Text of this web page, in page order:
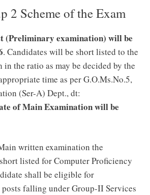
2 Scheme of the Exam
(Preliminary examination) will be
. Candidates will be short listed to the
the ratio as may be decided by the
time as per G.O.Ms.No.5,
(Ser-A) Dept., dt:
of Main Examination will be
written examination the
listed for Computer Proficiency
shall be eligible for
falling under Group-II Services